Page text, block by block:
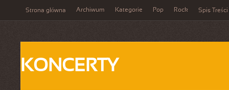
Strona główna Archiwum Kategorie Pop Rock Spis Treści
KONCERTY